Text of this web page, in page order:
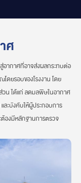
ศ
ากาศที่อาจส่งผลกระทบต่อ
ดยรอบของโรงงาน โดย
น ได้แก่ ลดมลพิษในอากาศ
และบังคับให้ผู้ประกอบการ
ต้องมีหลักฐานการตรวจ